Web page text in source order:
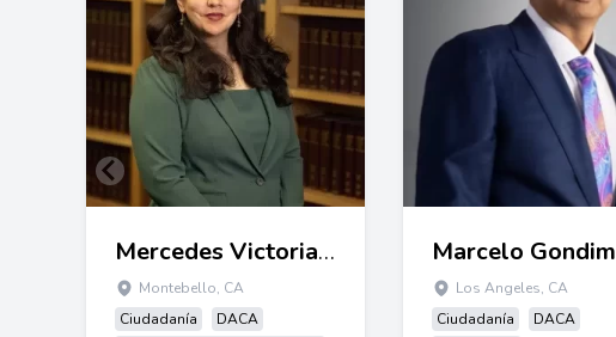
Mercedes Victoria Castillo
Montebello, CA
Ciudadanía
DACA
Marcelo Gondim
Los Angeles, CA
Ciudadanía
DACA